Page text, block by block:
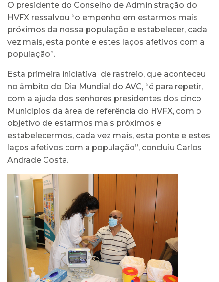
O presidente do Conselho de Administração do
HVFX ressalvou “o empenho em estarmos mais
próximos da nossa população e estabelecer, cada
vez mais, esta ponte e estes laços afetivos com a
população”.
Esta primeira iniciativa de rastreio, que aconteceu
no âmbito do Dia Mundial do AVC, “é para repetir,
com a ajuda dos senhores presidentes dos cinco
Municípios da área de referência do HVFX, com o
objetivo de estarmos mais próximos e
estabelecermos, cada vez mais, esta ponte e estes
laços afetivos com a população”, concluiu Carlos
Andrade Costa.